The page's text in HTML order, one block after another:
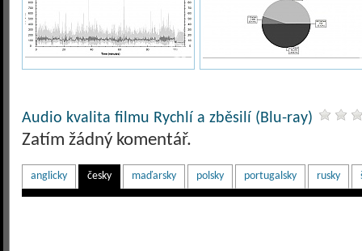
Audio kvalita filmu Rychlí a zběsilí (Blu-ray)
Zatím žádný komentář.
anglicky česky maďarsky polsky portugalsky rusky